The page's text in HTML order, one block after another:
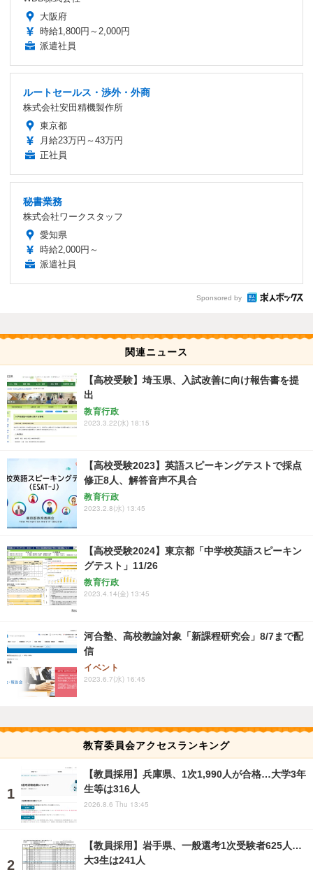
大阪府
時給1,800円～2,000円
派遣社員
ルートセールス・渉外・外商
株式会社安田精機製作所
東京都
月給23万円～43万円
正社員
秘書業務
株式会社ワークスタッフ
愛知県
時給2,000円～
派遣社員
Sponsored by
関連ニュース
【高校受験】埼玉県、入試改善に向け報告書を提
出
教育行政
2023.3.22(水) 18:15
【高校受験2023】英語スピーキングテストで採点
修正8人、解答音声不具合
教育行政
2023.2.8(水) 13:45
【高校受験2024】東京都「中学校英語スピーキン
グテスト」11/26
教育行政
2023.4.14(金) 13:45
河合塾、高校教諭対象「新課程研究会」8/7まで配
信
イベント
2023.6.7(水) 16:45
教育委員会アクセスランキング
【教員採用】兵庫県、1次1,990人が合格…大学3年
生等は316人
2026.8.6 Thu 13:45
【教員採用】岩手県、一般選考1次受験者625人…
大3生は241人